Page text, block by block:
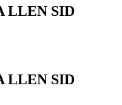
LLEN SID
LLEN SID